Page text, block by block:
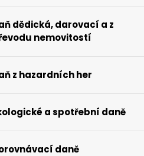
dědická, darovací a z
nemovitostí
z hazardních her
a spotřební daně
daně